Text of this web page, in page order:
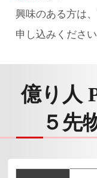
興味のある方は
申し込みください
億り人
５先